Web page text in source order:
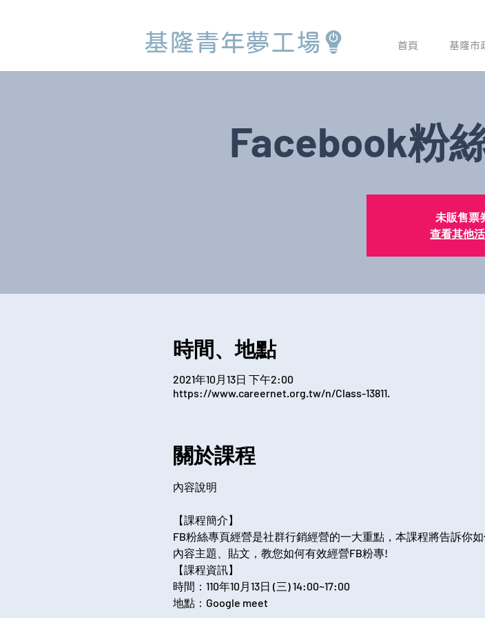
基隆青年夢工場 首頁 基隆市
Facebook粉
未販售票
查看其他
時間、地點
2021年10月13日 下午2:00
https://www.careernet.org.tw/n/Class-13811.
關於課程
【課程簡介】
FB粉絲專頁經營是社群行銷經營的一大重點，本課程將告訴你
內容主題、貼文，教您如何有效經營FB粉專!
【課程資訊】
時間：110年10月13日 (三) 14:00~17:00
地點：Google meet